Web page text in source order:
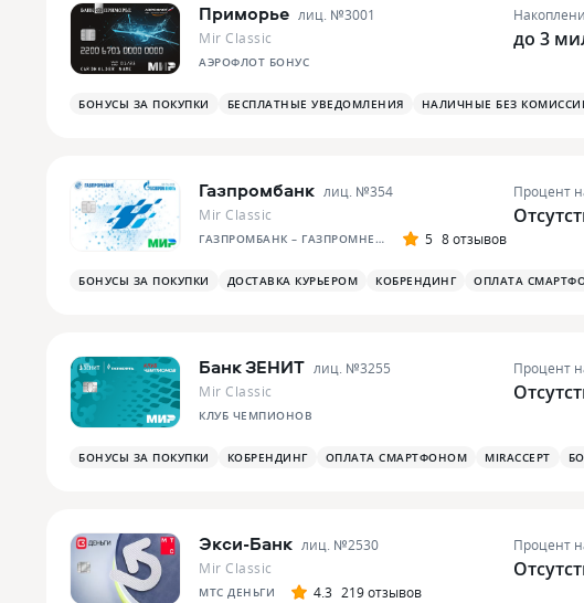
Приморье лиц. №3001
Mir Classic
АЭРОФЛОТ БОНУС
до 3
БОНУСЫ ЗА ПОКУПКИ БЕСПЛАТНЫЕ УВЕДОМЛЕНИЯ НАЛИЧНЫЕ БЕЗ
Газпромбанк лиц. №354
Mir Classic
ГАЗПРОМБАНК – ГАЗПРОМНЕФТЬ 5 8 отзывов
Процент
БОНУСЫ ЗА ПОКУПКИ ДОСТАВКА КУРЬЕРОМ КОБРЕНДИНГ ОПЛАТА
Банк ЗЕНИТ лиц. №3255
Mir Classic
КЛУБ ЧЕМПИОНОВ
Процент
БОНУСЫ ЗА ПОКУПКИ КОБРЕНДИНГ ОПЛАТА СМАРТФОНОМ MIRACCEPT
Экси-Банк лиц. №2530
Mir Classic
МТС ДЕНЬГИ 4.3 219 отзывов
Процент